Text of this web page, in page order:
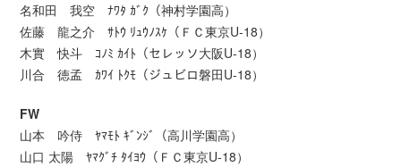
名和田 我空 ﾅﾜﾀ ｶﾞｸ（神村学園高）
佐藤 龍之介 ｻﾄｳ ﾘｭｳﾉｽｹ（ＦＣ東京U-18）
木實 快斗 ｺﾉﾐ ｶｲﾄ（セレッソ大阪U-18）
川合 徳孟 ｶﾜｲ ﾄｸﾓ（ジュビロ磐田U-18）
FW
山本 吟侍 ﾔﾏﾓﾄ ｷﾞﾝｼﾞ（高川学園高）
山口 太陽 ﾔﾏｸﾞﾁ ﾀｲﾖｳ（ＦＣ東京U-18）